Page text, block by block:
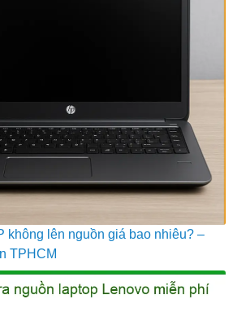
không lên nguồn giá bao nhiêu? –
TPHCM